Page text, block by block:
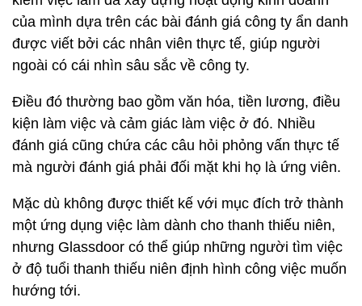
của mình dựa trên các bài đánh giá công ty ẩn danh
được viết bởi các nhân viên thực tế, giúp người
ngoài có cái nhìn sâu sắc về công ty.
Điều đó thường bao gồm văn hóa, tiền lương, điều
kiện làm việc và cảm giác làm việc ở đó. Nhiều
đánh giá cũng chứa các câu hỏi phỏng vấn thực tế
mà người đánh giá phải đối mặt khi họ là ứng viên.
Mặc dù không được thiết kế với mục đích trở thành
một ứng dụng việc làm dành cho thanh thiếu niên,
nhưng Glassdoor có thể giúp những người tìm việc
ở độ tuổi thanh thiếu niên định hình công việc muốn
hướng tới.